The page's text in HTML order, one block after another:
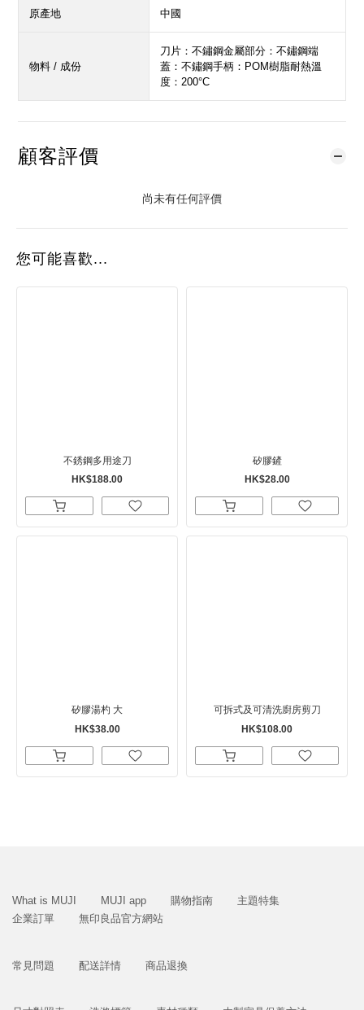
原產地 中國
物料 / 成份
刀片：不鏽鋼金屬部分：不鏽鋼端
蓋：不鏽鋼手柄：POM樹脂耐熱溫
度：200°C
顧客評價
尚未有任何評價
您可能喜歡...
不銹鋼多用途刀
HK$188.00
矽膠鏟
HK$28.00
矽膠湯杓 大
HK$38.00
可拆式及可清洗廚房剪刀
HK$108.00
What is MUJI MUJI app 購物指南
主題特集
企業訂單
無印良品官方網站
常見問題 配送詳情 商品退換